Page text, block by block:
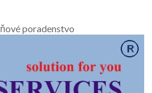
poradenstvo